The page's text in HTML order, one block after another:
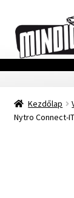
a
navigációhoz
a
tartalomba
Főoldal
Adatvédelmi
Kezdőlap
Nytro Connect-